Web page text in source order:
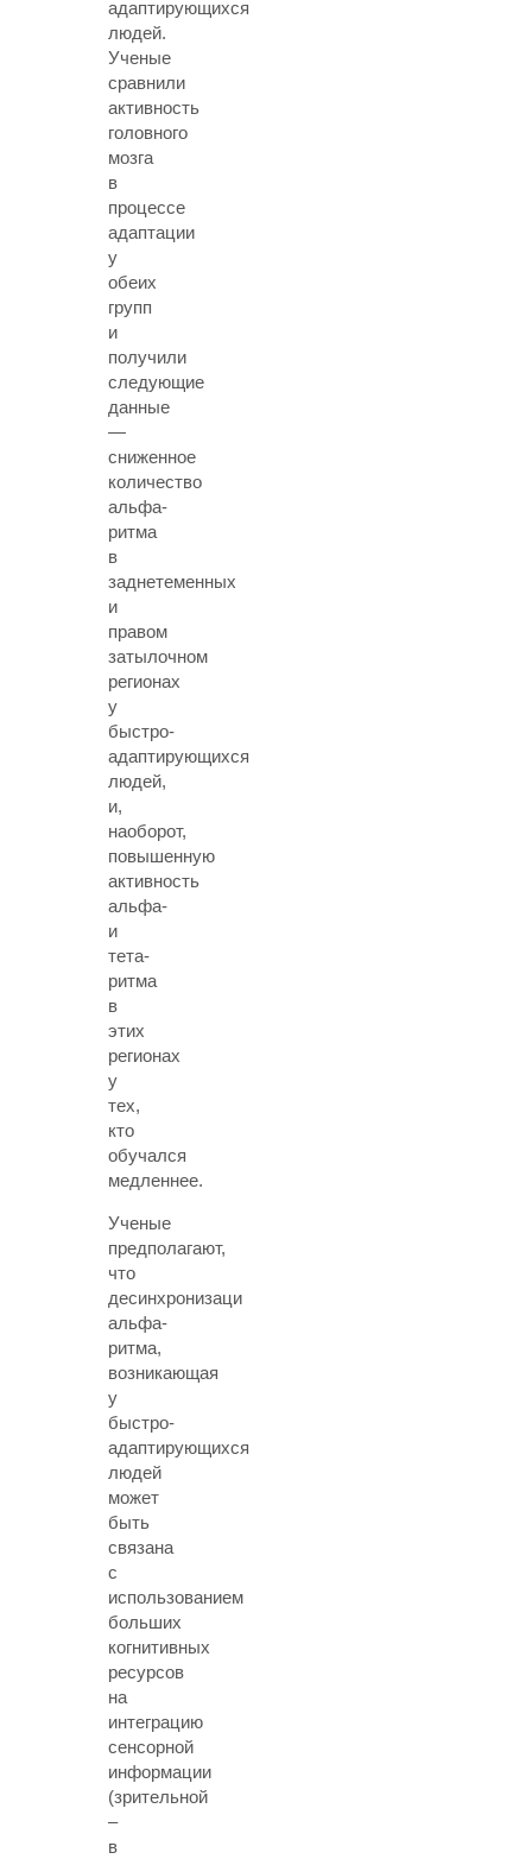
адаптирующихся
людей.
Ученые
сравнили
активность
головного
мозга
в
процессе
адаптации
у
обеих
групп
и
получили
следующие
данные
—
сниженное
количество
альфа-
ритма
в
заднетеменных
и
правом
затылочном
регионах
у
быстро-
адаптирующихся
людей,
и,
наоборот,
повышенную
активность
альфа-
и
тета-
ритма
в
этих
регионах
у
тех,
кто
обучался
медленнее.
Ученые
предполагают,
что
десинхронизаци
альфа-
ритма,
возникающая
у
быстро-
адаптирующихся
людей
может
быть
связана
с
использованием
больших
когнитивных
ресурсов
на
интеграцию
сенсорной
информации
(зрительной
–
в